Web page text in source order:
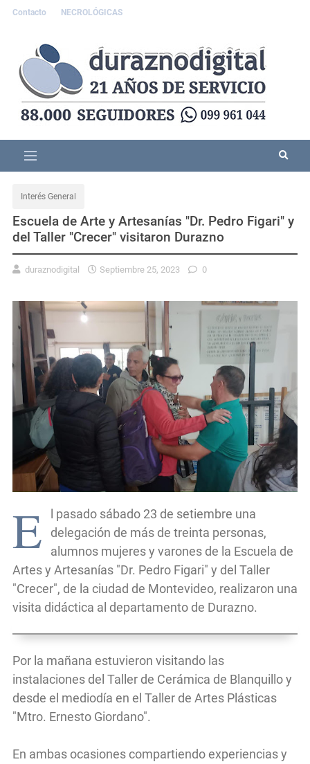
Contacto NECROLÓGICAS
Interés General
Escuela de Arte y Artesanías "Dr. Pedro Figari" y
del Taller "Crecer" visitaron Durazno
duraznodigital Septiembre 25, 2023 0
E
l pasado sábado 23 de setiembre una
delegación de más de treinta personas,
alumnos mujeres y varones de la Escuela de
Artes y Artesanías "Dr. Pedro Figari" y del Taller
"Crecer", de la ciudad de Montevideo, realizaron una
visita didáctica al departamento de Durazno.
Por la mañana estuvieron visitando las
instalaciones del Taller de Cerámica de Blanquillo y
desde el mediodía en el Taller de Artes Plásticas
"Mtro. Ernesto Giordano".
En ambas ocasiones compartiendo experiencias y